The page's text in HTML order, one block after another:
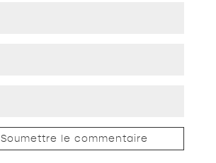
Soumettre le commentaire